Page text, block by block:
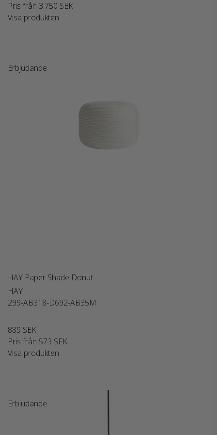
Pris från 3.750 SEK
Visa produkten
Erbjudande
HAY Paper Shade Donut
HAY
299-AB318-D692-AB35M
889 SEK
Pris från 573 SEK
Visa produkten
Erbjudande